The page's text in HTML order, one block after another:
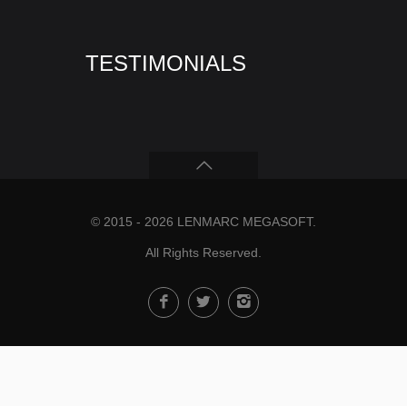
TESTIMONIALS
© 2015 - 2026 LENMARC MEGASOFT.
All Rights Reserved.